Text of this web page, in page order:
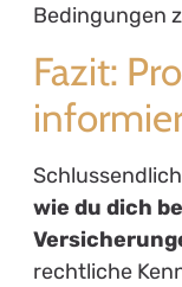
Bedingungen
Fazit:
wie du dich
rechtliche